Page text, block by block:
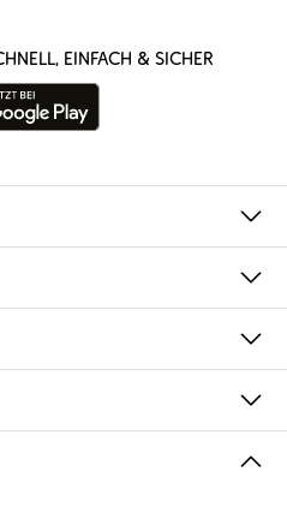
einfach & sicher